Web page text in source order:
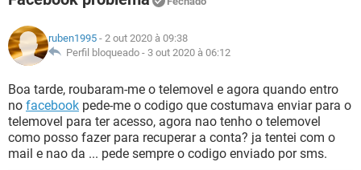
GUIA DE COMPRAS
INSTAGRAM
GUIA DE COMPRAS
CELULAR
OUTLOOK EXCEL
INSTAGRAM GMAIL
GUIA DE COMPRAS
JOGOS
CELULAR
OUTLOOK EXCEL
INSTAGRAM GMAIL
GUIA DE COMPRAS
GLOSSÁRIO
WHATSAPP
CELULAR FACEBOOK
OUTLOOK EXCEL
GMAIL
ruben1995 - 2 out 2020 à 09:38
Perfil bloqueado - 3 out 2020 à 06:12
Boa tarde, roubaram-me o telemovel e agora quando entro
no facebook pede-me o codigo que costumava enviar para o
telemovel para ter acesso, agora nao tenho o telemovel
como posso fazer para recuperar a conta? ja tentei com o
mail e nao da ... pede sempre o codigo enviado por sms.